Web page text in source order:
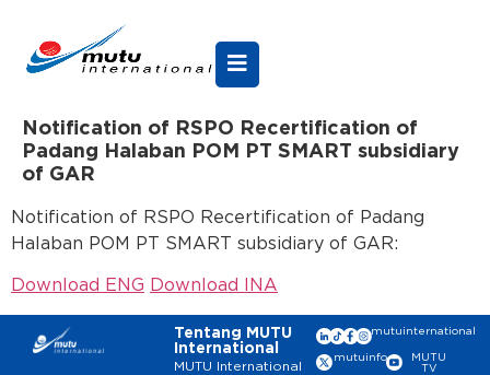
Notification of RSPO Recertification of
Padang Halaban POM PT SMART subsidiary
of GAR
Notification of RSPO Recertification of Padang
Halaban POM PT SMART subsidiary of GAR:
Download ENG Download INA
Tentang MUTU
International
MUTU International
mutuinternational
mutuinfo
MUTU
TV